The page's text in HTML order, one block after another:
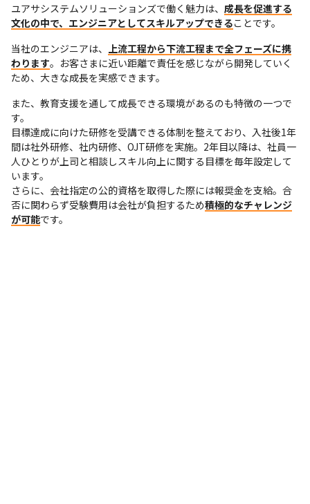
ユアサシステムソリューションズで働く魅力は、 成長を促進する
文化の中で、エンジニアとしてスキルアップできることです。
当社のエンジニアは、
上流工程から下流工程まで全フェーズに携
わります。お客さまに近い距離で責任を感じながら開発していく
ため、大きな成長を実感できます。
また、教育支援を通して成長できる環境があるのも特徴の一つで
す。
目標達成に向けた研修を受講できる体制を整えており、入社後1年
間は社外研修、社内研修、OJT研修を実施。2年目以降は、社員一
人ひとりが上司と相談しスキル向上に関する目標を毎年設定して
います。
さらに、会社指定の公的資格を取得した際には報奨金を支給。合
否に関わらず受験費用は会社が負担するため積極的なチャレンジ
が可能です。